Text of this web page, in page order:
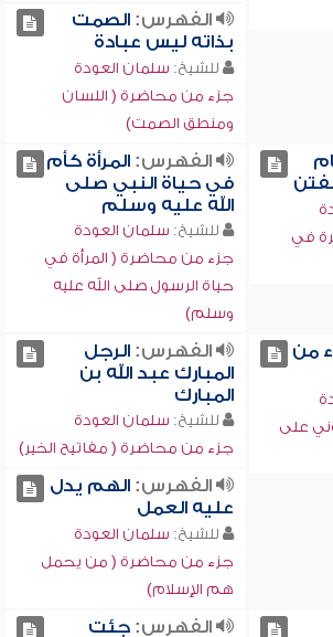
الفهرس:الصمت
بذاته ليس عبادة
للشيخ: سلمان العودة
جزء من محاضرة ( اللسان
ومنطق الصمت)
في
الفهرس:المرأة كأم
في حياة النبي صلى
الله عليه وسلم
للشيخ: سلمان العودة
جزء من محاضرة ( المرأة في
حياة الرسول صلى الله عليه
وسلم)
من
على
الفهرس:الرجل
المبارك عبد الله بن
المبارك
للشيخ: سلمان العودة
جزء من محاضرة ( مفاتيح الخير)
الفهرس:الهم يدل
عليه العمل
للشيخ: سلمان العودة
جزء من محاضرة ( من يحمل
هم الإسلام)
الفهرس:جئت